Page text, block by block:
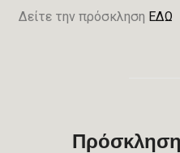
Δείτε την πρόσκληση ΕΔΩ